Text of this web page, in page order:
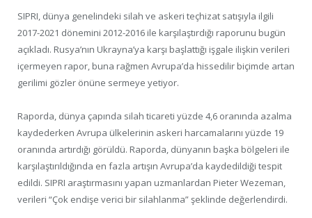
SIPRI, dünya genelindeki silah ve askeri teçhizat satışıyla ilgili
2017-2021 dönemini 2012-2016 ile karşılaştırdığı raporunu bugün
açıkladı. Rusya’nın Ukrayna’ya karşı başlattığı işgale ilişkin verileri
içermeyen rapor, buna rağmen Avrupa’da hissedilir biçimde artan
gerilimi gözler önüne sermeye yetiyor.
Raporda, dünya çapında silah ticareti yüzde 4,6 oranında azalma
kaydederken Avrupa ülkelerinin askeri harcamalarını yüzde 19
oranında artırdığı görüldü. Raporda, dünyanın başka bölgeleri ile
karşılaştırıldığında en fazla artışın Avrupa’da kaydedildiği tespit
edildi. SIPRI araştırmasını yapan uzmanlardan Pieter Wezeman,
verileri “Çok endişe verici bir silahlanma” şeklinde değerlendirdi.